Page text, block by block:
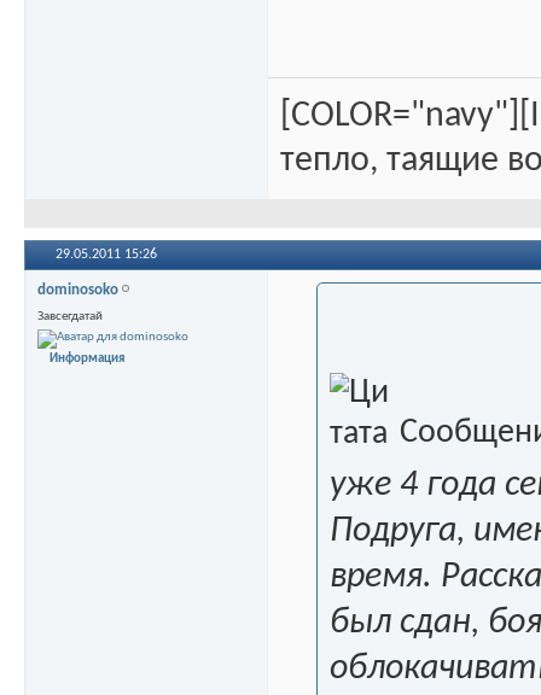
тепло, таящие
29.05.2011 15:26
dominosoko
Завсегдатай
Информация
уже 4 года
Подруга,
время.
был сдан,